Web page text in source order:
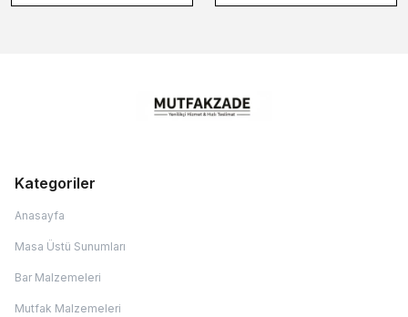
Kategoriler
Anasayfa
Masa Üstü Sunumları
Bar Malzemeleri
Mutfak Malzemeleri